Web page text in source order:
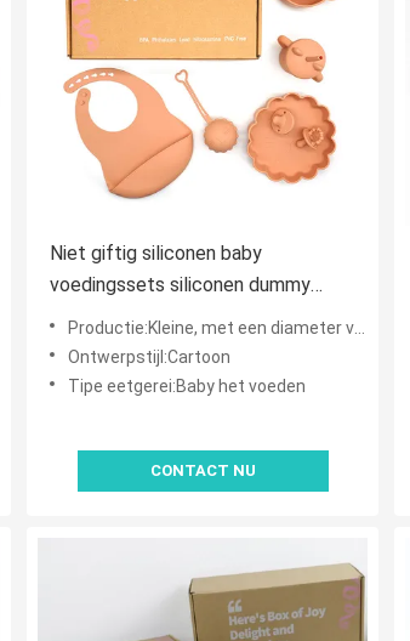
Niet giftig siliconen baby
voedingssets siliconen dummy
houder siliconen bib en bord set
met aanpassen logo
Productie:Kleine, met een diameter van niet meer dan 20 mm
Ontwerpstijl:Cartoon
Tipe eetgerei:Baby het voeden
CONTACT NU